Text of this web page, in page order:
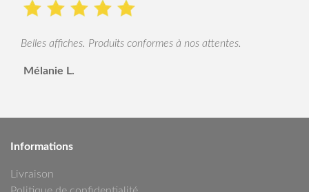
Belles affiches. Produits conformes à nos attentes.
Mélanie L.
Informations
Livraison